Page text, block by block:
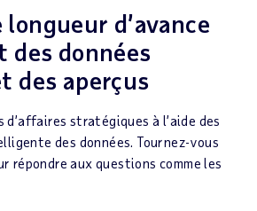
longueur d’avance
données
des aperçus
d’affaires stratégiques à l’aide des
des données. Tournez-vous
répondre aux questions comme les